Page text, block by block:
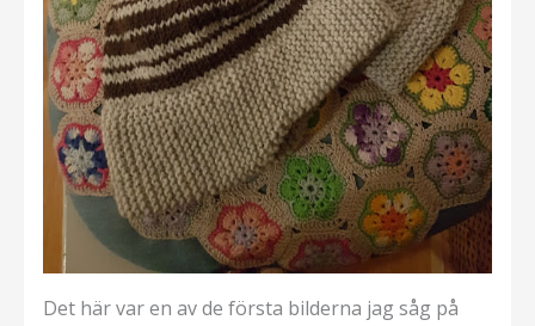
Det här var en av de första bilderna jag såg på